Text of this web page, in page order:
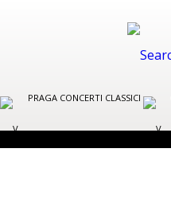
PRAGA CONCERTI CLASSICI